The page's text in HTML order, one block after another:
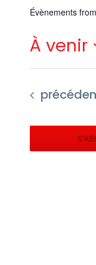
Évènements
À venir
une
date.